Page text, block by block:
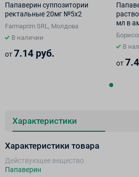
Папаверин суппозитории
ректальные 20мг №5х2
Farmaprim SRL, Молдова
В наличии
от7.14 руб.
мл в
В
от
Характеристики
Характеристики товара
Действующее вещество
Папаверин